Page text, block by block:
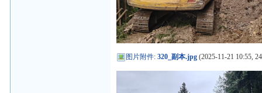
图片附件:320_副本.jpg (2025-11-21 10:55,